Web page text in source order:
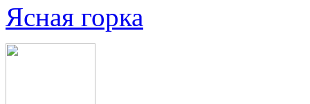
Ясная горка